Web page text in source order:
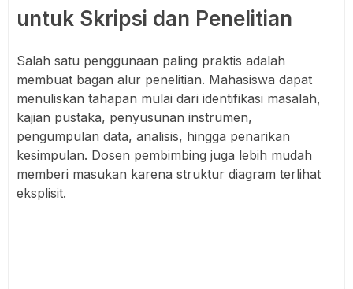
untuk Skripsi dan Penelitian
Salah satu penggunaan paling praktis adalah
membuat bagan alur penelitian. Mahasiswa dapat
menuliskan tahapan mulai dari identifikasi masalah,
kajian pustaka, penyusunan instrumen,
pengumpulan data, analisis, hingga penarikan
kesimpulan. Dosen pembimbing juga lebih mudah
memberi masukan karena struktur diagram terlihat
eksplisit.